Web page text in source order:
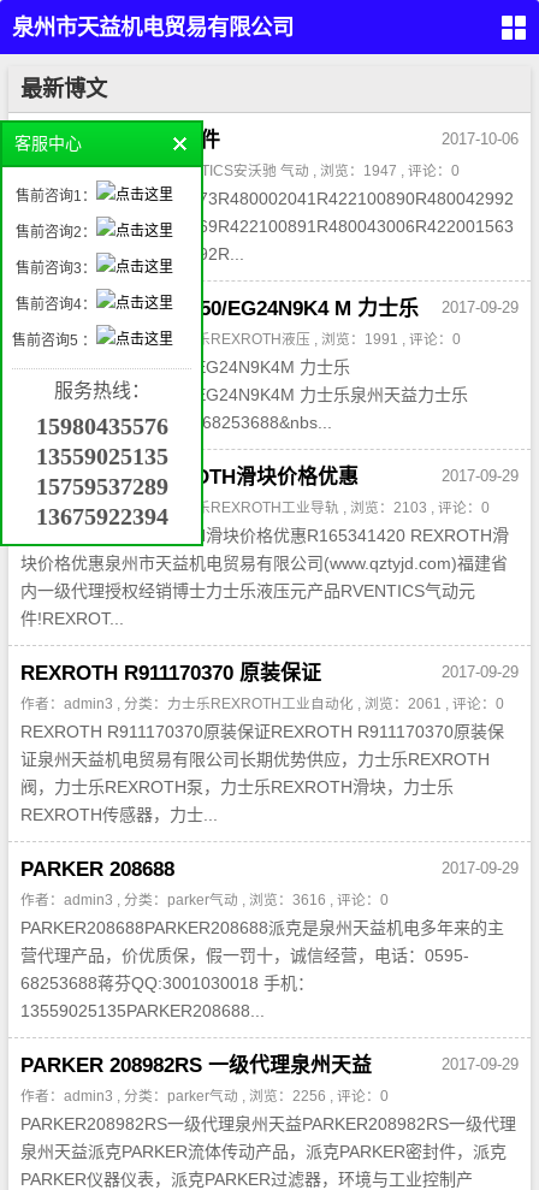
泉州市天益机电贸易有限公司
（PARKER,REXROTH,EATON
VICKERS）
留
言
本
液
品
动
产
工
动
化
品接
我
电
最新博文
2017-10-06
R422102730 气动元件
作者：admin , 分类：AVENTICS安沃驰 气动 , 浏览：1947 , 评论：0
R422102730R422001573R480002041R422100890R480042992
R422001562R480002769R422100891R480043006R422001563
R480002771R422100892R...
2017-09-29
REXROTH 4WE10J50/EG24N9K4 M 力士乐
作者：admin3 , 分类：力士乐REXROTH液压 , 浏览：1991 , 评论：0
REXROTH 4WE10J50/EG24N9K4M 力士乐
REXROTH 4WE10J50/EG24N9K4M 力士乐泉州天益力士乐
REXROTH 电话：0595-68253688&nbs...
2017-09-29
R165341420 REXROTH滑块价格优惠
作者：admin3 , 分类：力士乐REXROTH工业导轨 , 浏览：2103 , 评论：0
R165341420 REXROTH滑块价格优惠R165341420 REXROTH滑
块价格优惠泉州市天益机电贸易有限公司(www.qztyjd.com)福建省
内一级代理授权经销博士力士乐液压元产品RVENTICS气动元
件!REXROT...
2017-09-29
REXROTH R911170370 原装保证
作者：admin3 , 分类： 力士乐REXROTH工业自动化 , 浏览：2061 , 评论：0
REXROTH R911170370原装保证REXROTH R911170370原装保
证泉州天益机电贸易有限公司长期优势供应，力士乐REXROTH
阀，力士乐REXROTH泵，力士乐REXROTH滑块，力士乐
REXROTH传感器，力士...
2017-09-29
PARKER 208688
作者：admin3 , 分类： parker气动 , 浏览：3616 , 评论：0
PARKER208688PARKER208688派克是泉州天益机电多年来的主
营代理产品，价优质保，假一罚十，诚信经营，电话：0595-
68253688蒋芬QQ:3001030018 手机：
13559025135PARKER208688...
2017-09-29
PARKER 208982RS 一级代理泉州天益
作者：admin3 , 分类： parker气动 , 浏览：2256 , 评论：0
PARKER208982RS一级代理泉州天益PARKER208982RS一级代理
泉州天益派克PARKER流体传动产品，派克PARKER密封件，派克
PARKER仪器仪表，派克PARKER过滤器，环境与工业控制产
客服中心
售前咨询1：
售前咨询2：
售前咨询3：
售前咨询4：
售前咨询5 ：
服务热线：
15980435576
13559025135
15759537289
13675922394